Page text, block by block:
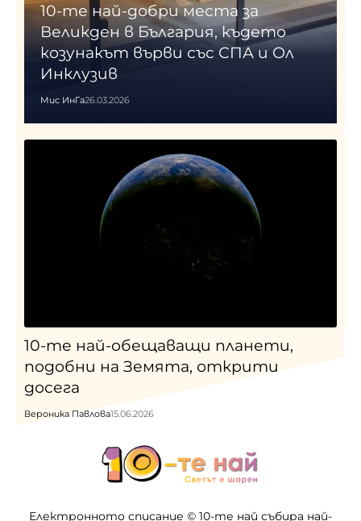
10-те най-добри места за
Великден в България, където
козунакът върви със СПА и Ол
Инклузив
Мис ИнГа26.03.2026
10-те най-обещаващи планети,
подобни на Земята, открити
досега
Вероника Павлова15.06.2026
Електронното списание © 10-те най събира най-